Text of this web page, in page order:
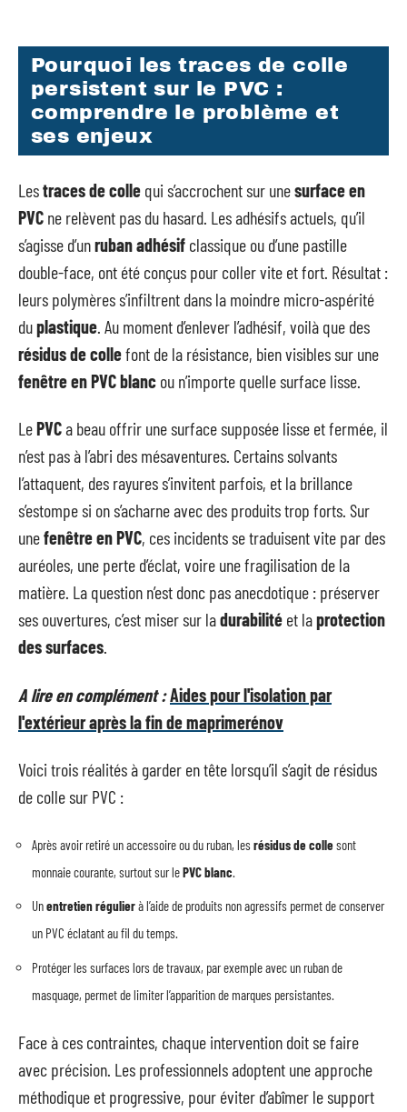
Pourquoi les traces de colle
persistent sur le PVC :
comprendre le problème et
ses enjeux
Lestraces de colle qui s’accrochent sur unesurface en
PVC ne relèvent pas du hasard. Les adhésifs actuels, qu’il
s’agisse d’unruban adhésif classique ou d’une pastille
double-face, ont été conçus pour coller vite et fort. Résultat :
leurs polymères s’infiltrent dans la moindre micro-aspérité
duplastique . Au moment d’enlever l’adhésif, voilà que des
résidus de collefont de la résistance, bien visibles sur une
fenêtre en PVC blanc ou n’importe quelle surface lisse.
LePVCa beau offrir une surface supposée lisse et fermée, il
n’est pas à l’abri des mésaventures. Certains solvants
l’attaquent, des rayures s’invitent parfois, et la brillance
s’estompe si on s’acharne avec des produits trop forts. Sur
unefenêtre en PVC, ces incidents se traduisent vite par des
auréoles, une perte d’éclat, voire une fragilisation de la
matière. La question n’est donc pas anecdotique : préserver
ses ouvertures, c’est miser sur ladurabilité et laprotection
des surfaces.
A lire en complément :Aides pour l'isolation par
l'extérieur après la fin de maprimerénov
Voici trois réalités à garder en tête lorsqu’il s’agit de résidus
de colle sur PVC :
Après avoir retiré un accessoire ou du ruban, les résidus de collesont
monnaie courante, surtout sur lePVC blanc
Unentretien régulierà l’aide de produits non agressifs permet de conserver
un PVC éclatant au fil du temps.
Protéger les surfaces lors de travaux, par exemple avec un ruban de
masquage, permet de limiter l’apparition de marques persistantes.
Face à ces contraintes, chaque intervention doit se faire
avec précision. Les professionnels adoptent une approche
méthodique et progressive, pour éviter d’abîmer le support